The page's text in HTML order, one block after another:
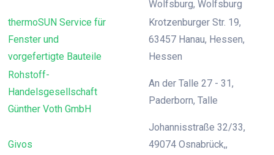
Wolfsburg, Wolfsburg
thermoSUN Service für
Fenster und
vorgefertigte Bauteile
Krotzenburger Str. 19,
63457 Hanau, Hessen,
Hessen
Rohstoff-
Handelsgesellschaft
Günther Voth GmbH
An der Talle 27 - 31,
Paderborn, Talle
Givos
Johannisstraße 32/33,
49074 Osnabrück,,